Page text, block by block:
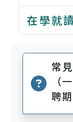
在學就
常
（
聘